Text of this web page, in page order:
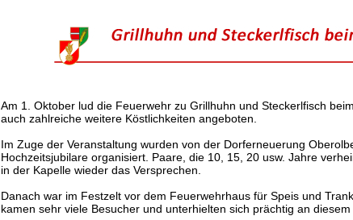
Am 1. Oktober lud die Feuerwehr zu Grillhuhn und Steckerlfisch
auch zahlreiche weitere Köstlichkeiten angeboten.
Im Zuge der Veranstaltung wurden von der Dorferneuerung
Hochzeitsjubilare organisiert. Paare, die 10, 15, 20 usw. Jahre
in der Kapelle wieder das Versprechen.
Danach war im Festzelt vor dem Feuerwehrhaus für Speis und
kamen sehr viele Besucher und unterhielten sich prächtig an